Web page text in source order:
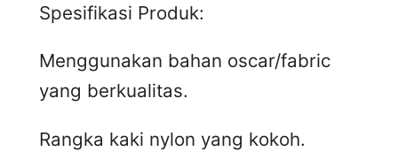
Spesifikasi Produk:
Menggunakan bahan oscar/fabric
yang berkualitas.
Rangka kaki nylon yang kokoh.